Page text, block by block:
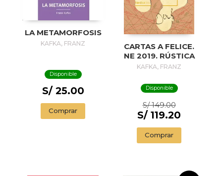
LA METAMORFOSIS
KAFKA, FRANZ
Disponible
S/ 25.00
Comprar
CARTAS A FELICE.
NE 2019. RÚSTICA
KAFKA, FRANZ
Disponible
S/ 149.00
S/ 119.20
Comprar